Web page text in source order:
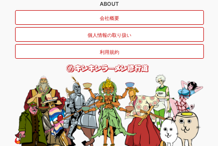
ABOUT
会社概要
個人情報の取り扱い
利用規約